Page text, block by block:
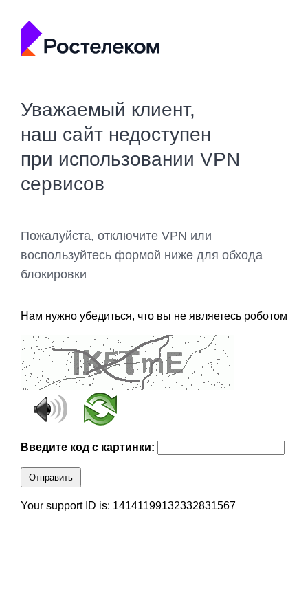
Уважаемый клиент,
наш сайт недоступен
при использовании VPN
сервисов
Пожалуйста, отключите VPN или
воспользуйтесь формой ниже для обхода
блокировки
Нам нужно убедиться, что вы не являетесь роботом
Введите код с картинки:
Отправить
Your support ID is: 14141199132332831567